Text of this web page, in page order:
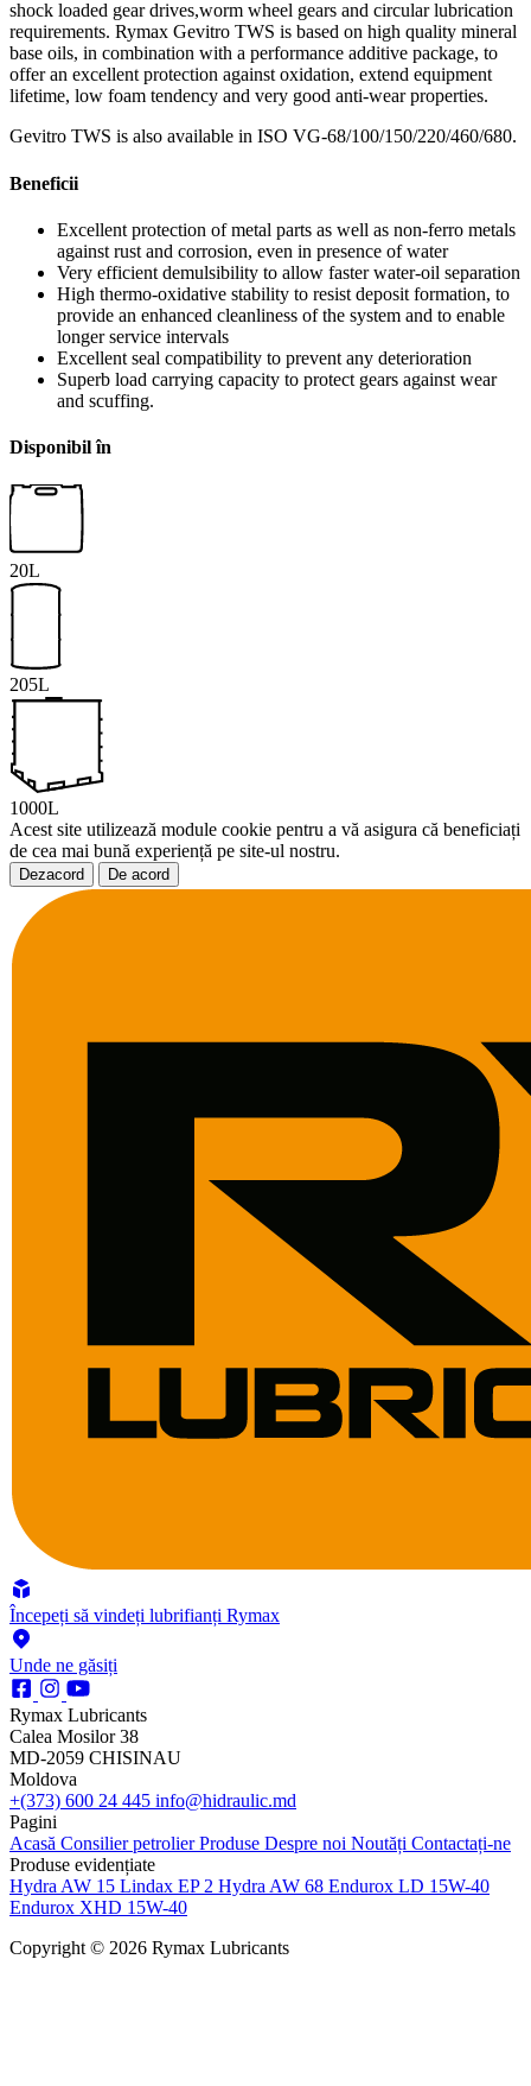
shock loaded gear drives,worm wheel gears and circular lubrication
requirements. Rymax Gevitro TWS is based on high quality mineral
base oils, in combination with a performance additive package, to
offer an excellent protection against oxidation, extend equipment
lifetime, low foam tendency and very good anti-wear properties.
Gevitro TWS is also available in ISO VG-68/100/150/220/460/680.
Beneficii
Excellent protection of metal parts as well as non-ferro metals
against rust and corrosion, even in presence of water
Very efficient demulsibility to allow faster water-oil separation
High thermo-oxidative stability to resist deposit formation, to
provide an enhanced cleanliness of the system and to enable
longer service intervals
Excellent seal compatibility to prevent any deterioration
Superb load carrying capacity to protect gears against wear
and scuffing.
Disponibil în
20L
205L
1000L
Acest site utilizează module cookie pentru a vă asigura că beneficiați
de cea mai bună experiență pe site-ul nostru.
Dezacord De acord
Începeți să vindeți lubrifianți Rymax
Unde ne găsiți
Rymax Lubricants
Calea Mosilor 38
MD-2059 CHISINAU
Moldova
+(373) 600 24 445 info@hidraulic.md
Pagini
Acasă Consilier petrolierProduse Despre noi Noutăți Contactați-ne
Produse evidențiate
Hydra AW 15 Lindax EP 2 Hydra AW 68 Endurox LD 15W-40
Endurox XHD 15W-40
Copyright © 2026 Rymax Lubricants